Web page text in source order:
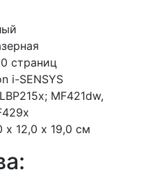
страниц
i-SENSYS
MF421dw,
х 12,0 х 19,0 см